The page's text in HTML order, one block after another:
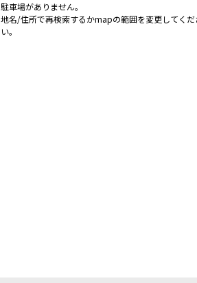
駐車場がありません。
地名/住所で再検索するかmapの範囲を変更してくだ
い。